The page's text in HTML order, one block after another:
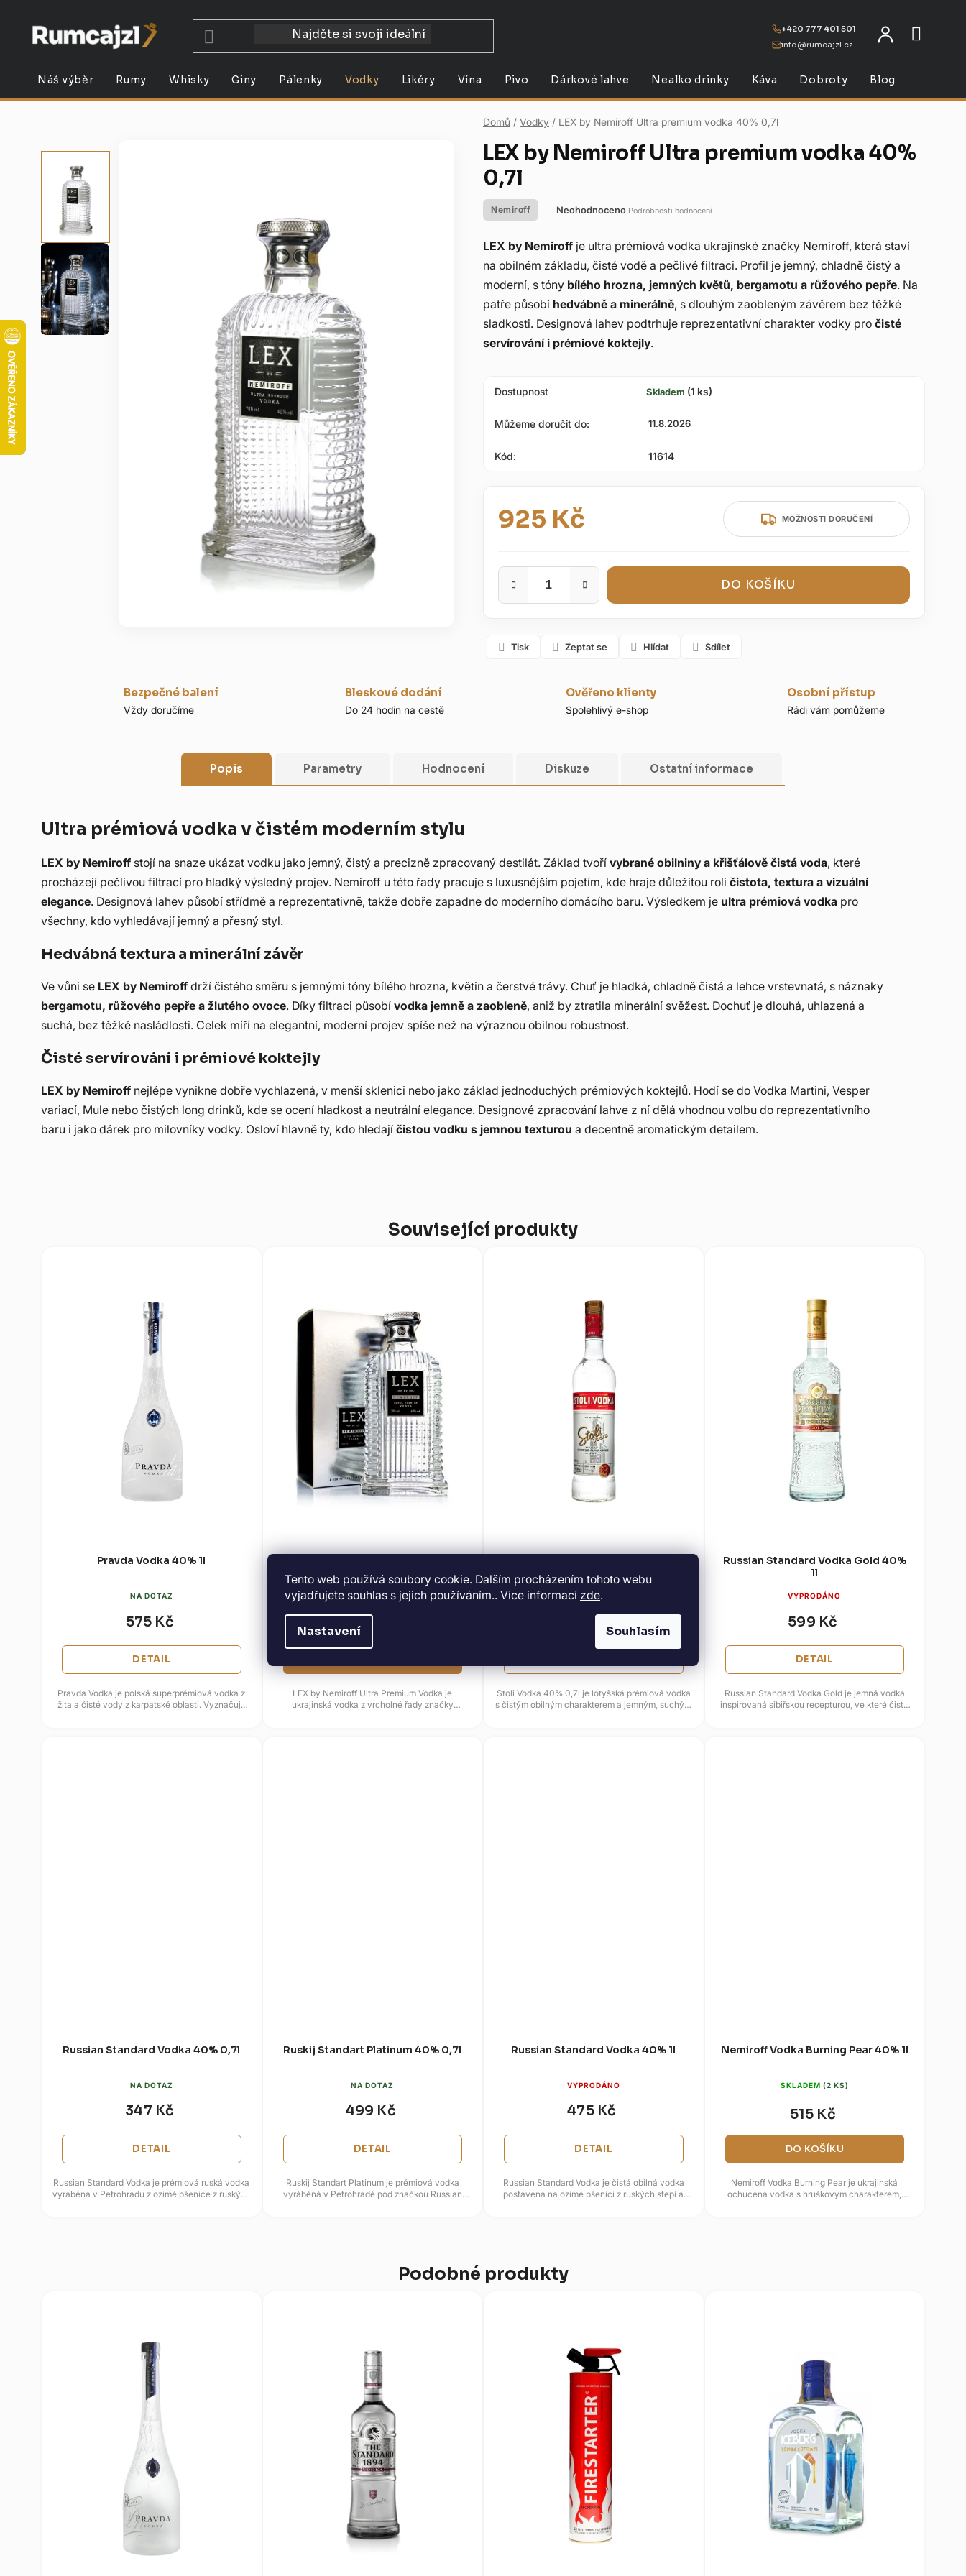
Tento web používá soubory cookie. Dalším procházením tohoto webu
vyjadřujete souhlas s jejich používáním.. Více informací zde.
Nastavení Souhlasím
+420 777 401 501
info@rumcajzl.cz
Náš výběr Rumy Whisky Giny Pálenky Vodky Likéry Vína Pivo Dárkové lahve Nealko drinky Káva Dobroty Blog
Domů / Vodky / LEX by Nemiroff Ultra premium vodka 40% 0,7l
LEX by Nemiroff Ultra premium vodka 40%
0,7l
Nemiroff
hodnocení
produktu
0,0
z
5
hvězdiček.
Neohodnoceno Podrobnosti hodnocení
LEX by Nemiroff je ultra prémiová vodka ukrajinské značky Nemiroff, která staví
na obilném základu, čisté vodě a pečlivé filtraci. Profil je jemný, chladně čistý a
moderní, s tóny bílého hrozna, jemných květů, bergamotu a růžového pepře. Na
patře působí hedvábně a minerálně, s dlouhým zaobleným závěrem bez těžké
sladkosti. Designová lahev podtrhuje reprezentativní charakter vodky pro čisté
servírování i prémiové koktejly.
Dostupnost Skladem (1 ks)
Můžeme doručit do: 11.8.2026
Kód: 11614
925 Kč
Měrná cena:
MOŽNOSTI DORUČENÍ
DO KOŠÍKU
Tisk Zeptat se Hlídat Sdílet
Bezpečné balení
Vždy doručíme
Bleskové dodání
Do 24 hodin na cestě
Ověřeno klienty
Spolehlivý e-shop
Osobní přístup
Rádi vám pomůžeme
Popis Parametry Hodnocení Diskuze Ostatní informace
Ultra prémiová vodka v čistém moderním stylu
LEX by Nemiroff stojí na snaze ukázat vodku jako jemný, čistý a precizně zpracovaný destilát. Základ tvoří vybrané obilniny a křišťálově čistá voda, které
procházejí pečlivou filtrací pro hladký výsledný projev. Nemiroff u této řady pracuje s luxusnějším pojetím, kde hraje důležitou roli čistota, textura a vizuální
elegance. Designová lahev působí střídmě a reprezentativně, takže dobře zapadne do moderního domácího baru. Výsledkem je ultra prémiová vodka pro
všechny, kdo vyhledávají jemný a přesný styl.
Hedvábná textura a minerální závěr
Ve vůni se LEX by Nemiroff drží čistého směru s jemnými tóny bílého hrozna, květin a čerstvé trávy. Chuť je hladká, chladně čistá a lehce vrstevnatá, s náznaky
bergamotu, růžového pepře a žlutého ovoce. Díky filtraci působí vodka jemně a zaobleně, aniž by ztratila minerální svěžest. Dochuť je dlouhá, uhlazená a
suchá, bez těžké nasládlosti. Celek míří na elegantní, moderní projev spíše než na výraznou obilnou robustnost.
Čisté servírování i prémiové koktejly
LEX by Nemiroff nejlépe vynikne dobře vychlazená, v menší sklenici nebo jako základ jednoduchých prémiových koktejlů. Hodí se do Vodka Martini, Vesper
variací, Mule nebo čistých long drinků, kde se ocení hladkost a neutrální elegance. Designové zpracování lahve z ní dělá vhodnou volbu do reprezentativního
baru i jako dárek pro milovníky vodky. Osloví hlavně ty, kdo hledají čistou vodku s jemnou texturou a decentně aromatickým detailem.
Související produkty
Pravda Vodka 40% 1l
NA DOTAZ
575 Kč
DETAIL
Pravda Vodka je polská superprémiová vodka z
žita a čisté vody z karpatské oblasti. Vyznačuje
vodka 40% 0,7l (dárková krabice)
SKLADEM(3 KS)
995 Kč
LEX by Nemiroff Ultra Premium Vodka je
ukrajinská vodka z vrcholné řady značky
NA DOTAZ
299 Kč
Stoli Vodka 40% 0,7l je lotyšská prémiová vodka
s čistým obilným charakterem a jemným, suchým
Russian Standard Vodka Gold 40%
1l
VYPRODÁNO
599 Kč
DETAIL
Russian Standard Vodka Gold je jemná vodka
inspirovaná sibiřskou recepturou, ve které čistý
Russian Standard Vodka 40% 0,7l
NA DOTAZ
347 Kč
DETAIL
Russian Standard Vodka je prémiová ruská vodka
vyráběná v Petrohradu z ozimé pšenice z ruských
Ruskij Standart Platinum 40% 0,7l
NA DOTAZ
499 Kč
DETAIL
Ruskij Standart Platinum je prémiová vodka
vyráběná v Petrohradě pod značkou Russian
Russian Standard Vodka 40% 1l
VYPRODÁNO
475 Kč
DETAIL
Russian Standard Vodka je čistá obilná vodka
postavená na ozimé pšenici z ruských stepí a
Nemiroff Vodka Burning Pear 40% 1l
SKLADEM (2 KS)
515 Kč
DO KOŠÍKU
Nemiroff Vodka Burning Pear je ukrajinská
ochucená vodka s hruškovým charakterem,
Podobné produkty